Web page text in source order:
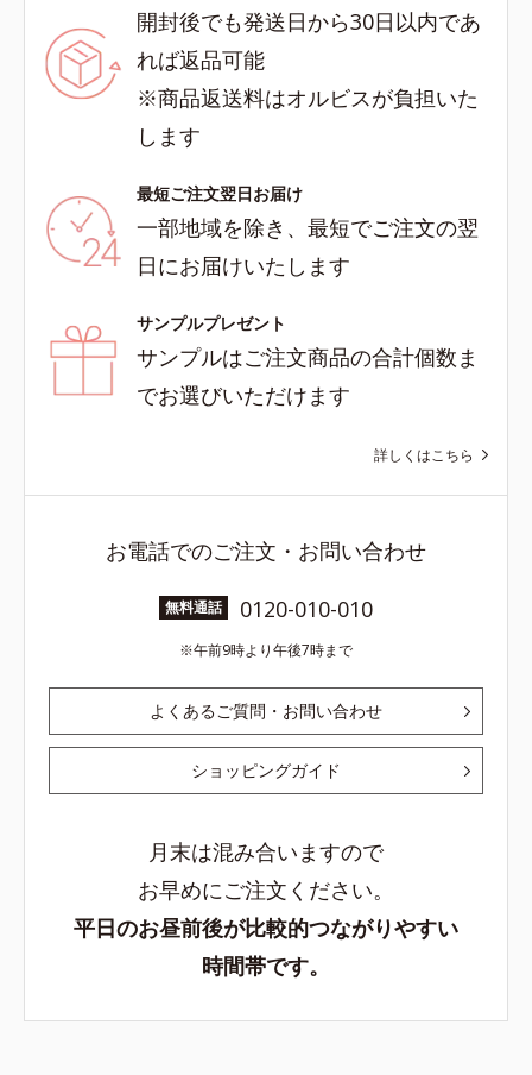
開封後でも発送日から30日以内であ
れば返品可能
※商品返送料はオルビスが負担いた
します
最短ご注文翌日お届け
一部地域を除き、最短でご注文の翌
日にお届けいたします
サンプルプレゼント
サンプルはご注文商品の合計個数ま
でお選びいただけます
詳しくはこちら
お電話でのご注文・お問い合わせ
無料通話 0120-010-010
午前9時より午後7時まで
よくあるご質問・お問い合わせ
ショッピングガイド
月末は混み合いますので
お早めにご注文ください。
平日のお昼前後が比較的つながりやすい
時間帯です。